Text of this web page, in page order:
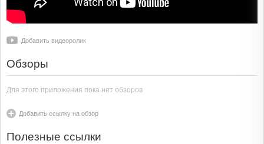
Добавить видеоролик
Обзоры
Для этого приложения пока нет обзоров
Добавить ссылку на обзор
Полезные ссылки